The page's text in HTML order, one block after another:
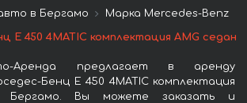
в Бергамо Марка Mercedes-Benz
E 450 4MATIC комплектация AMG седан
Аренда предлагает в аренду
Бенц E 450 4MATIC комплектация
Бергамо. Вы можете заказать и